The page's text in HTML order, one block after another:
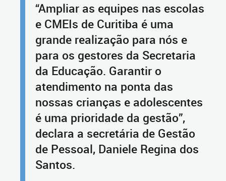
“Ampliar as equipes nas escolas
e CMEIs de Curitiba é uma
grande realização para nós e
para os gestores da Secretaria
da Educação. Garantir o
atendimento na ponta das
nossas crianças e adolescentes
é uma prioridade da gestão”,
declara a secretária de Gestão
de Pessoal, Daniele Regina dos
Santos.